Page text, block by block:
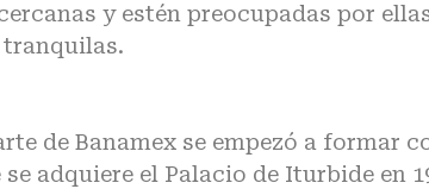
y estén preocupadas por
tranquilas.
de Banamex se empezó a formar
adquiere el Palacio de Iturbide en